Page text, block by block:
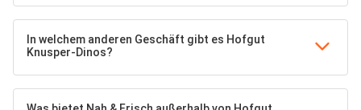
In welchem anderen Geschäft gibt es Hofgut
Knusper-Dinos?